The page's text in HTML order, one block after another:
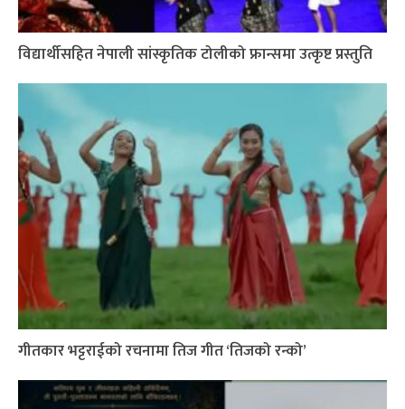
विद्यार्थीसहित नेपाली सांस्कृतिक टोलीको फ्रान्समा उत्कृष्ट प्रस्तुति
गीतकार भट्टराईको रचनामा तिज गीत ‘तिजको रन्को’